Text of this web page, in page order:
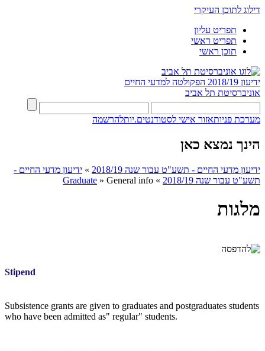
דילוג לתוכן העיקרי
תפריט עליון
תפריט ראשי
תוכן ראשי
ידיעון 2018/19
הפקולטה למדעי החיים
אוניברסיטת תל אביב
מערכת פניותאזור אישי לסטודנטים.יותלהרשמה
הינך נמצא כאן
ידיעון מדעי החיים - תשע"ט עבור שנה 2018/19 » ידיעון מדעי החיים -
תשע"ט עבור שנה 2018/19
»
Graduate » General info
מלגות
Stipend
Subsistence grants are given to graduates and postgraduates students
who have been admitted as" regular" students.